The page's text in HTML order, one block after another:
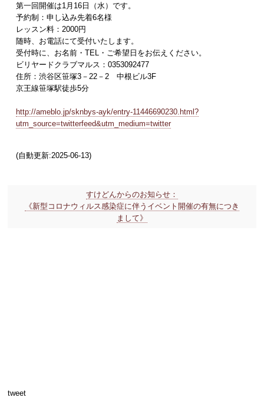
第一回開催は1月16日（水）です。
予約制：申し込み先着6名様
レッスン料：2000円
随時、お電話にて受付いたします。
受付時に、お名前・TEL・ご希望日をお伝えください。
ビリヤードクラブマルス：0353092477
住所：渋谷区笹塚3－22－2 中根ビル3F
京王線笹塚駅徒歩5分
http://ameblo.jp/sknbys-ayk/entry-11446690230.html?
utm_source=twitterfeed&utm_medium=twitter
(自動更新:2025-06-13)
すけどんからのお知らせ：
《新型コロナウィルス感染症に伴うイベント開催の有無につき
まして》
tweet